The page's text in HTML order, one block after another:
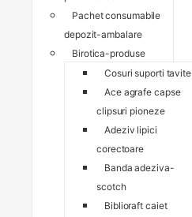
Pachet consumabile
depozit-ambalare
Birotica-produse
Cosuri suporti tavite
Ace agrafe capse
clipsuri pioneze
Adeziv lipici
corectoare
Banda adeziva-
scotch
Biblioraft caiet